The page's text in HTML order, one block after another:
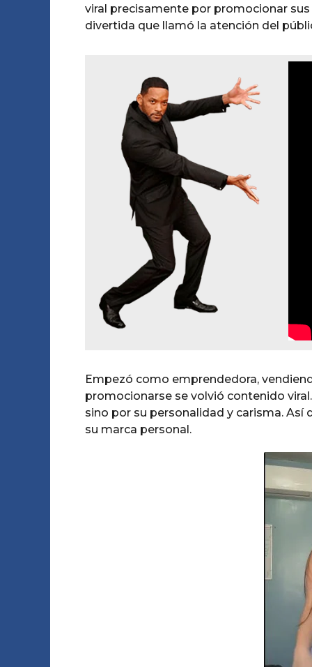
viral precisamente por promocionar
divertida que llamó la atención del
Empezó como emprendedora,
promocionarse se volvió contenido
sino por su personalidad y carisma.
su marca personal.